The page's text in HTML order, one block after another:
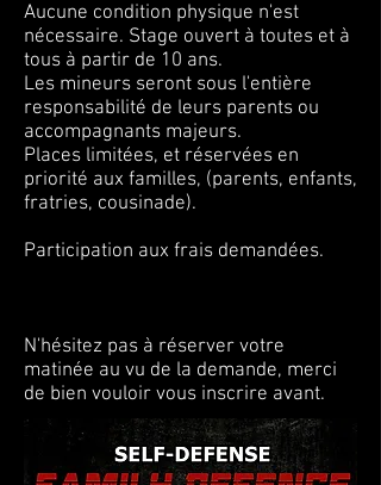
Aucune condition physique n'est
nécessaire. Stage ouvert à toutes et à
tous à partir de 10 ans.
Les mineurs seront sous l'entière
responsabilité de leurs parents ou
accompagnants majeurs.
Places limitées, et réservées en
priorité aux familles, (parents, enfants,
fratries, cousinade).
Participation aux frais demandées.
N'hésitez pas à réserver votre
matinée au vu de la demande, merci
de bien vouloir vous inscrire avant.